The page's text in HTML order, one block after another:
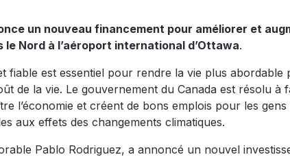
un nouveau financement pour améliorer et
Nord à l’aéroport international d’Ottawa.
fiable est essentiel pour rendre la vie plus abordable
de la vie. Le gouvernement du Canada est résolu à
l’économie et créent de bons emplois pour les
aux effets des changements climatiques.
Pablo Rodriguez, a annoncé un nouvel